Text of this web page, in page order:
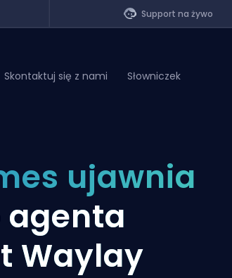
Support na żywo
Skontaktuj się z nami Słowniczek
ujawnia
agenta
Waylay